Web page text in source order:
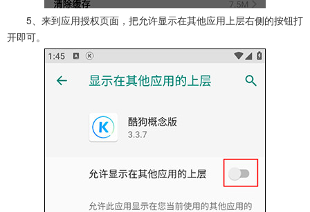
5、来到应用授权页面，把允许显示在其他应用上层右侧的按钮打
开即可。